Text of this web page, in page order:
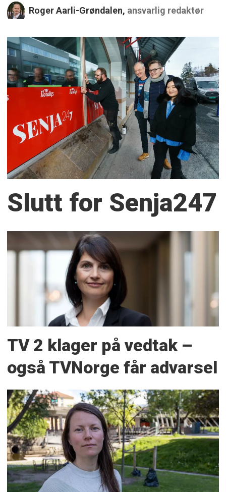
Roger Aarli-Grøndalen, ansvarlig redaktør
Slutt for Senja247
TV 2 klager på vedtak –
også TVNorge får advarsel